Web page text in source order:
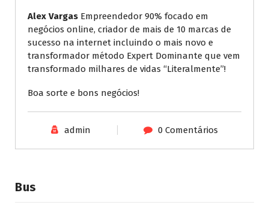
Alex Vargas Empreendedor 90% focado em
negócios online, criador de mais de 10 marcas de
sucesso na internet incluindo o mais novo e
transformador método Expert Dominante que vem
transformado milhares de vidas “Literalmente”!
Boa sorte e bons negócios!
admin 0 Comentários
Bus